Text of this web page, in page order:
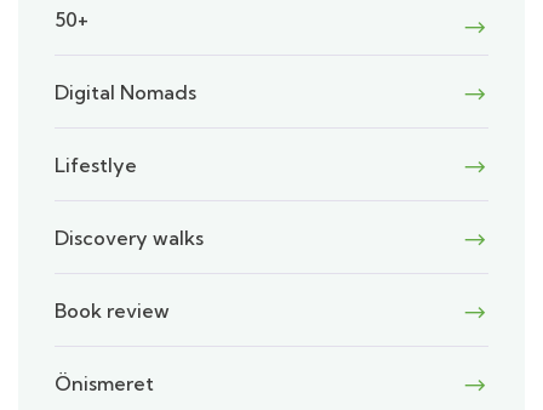
50+
Digital Nomads
Lifestlye
Discovery walks
Book review
Önismeret